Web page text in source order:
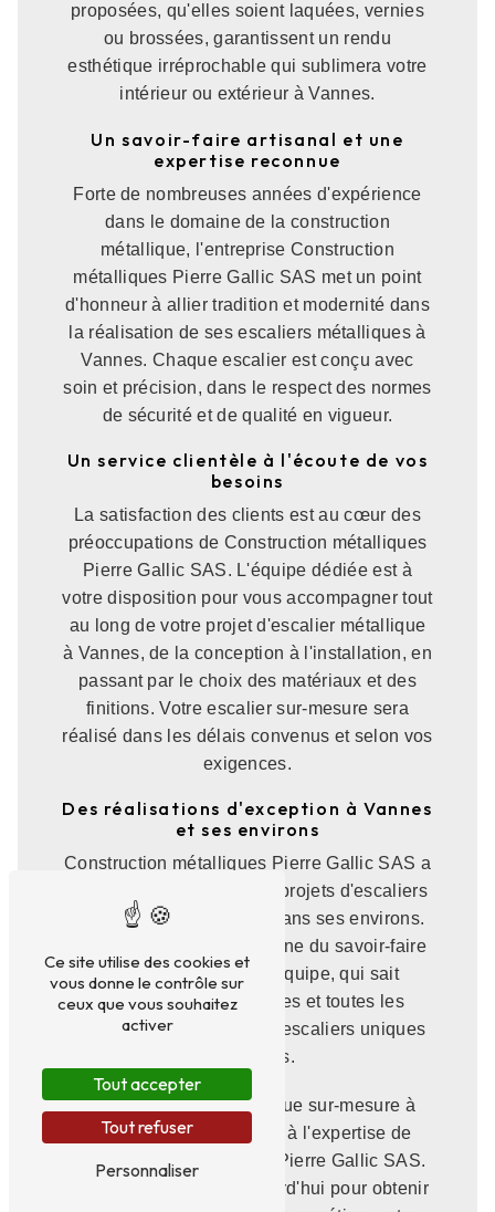
proposées, qu'elles soient laquées, vernies
ou brossées, garantissent un rendu
esthétique irréprochable qui sublimera votre
intérieur ou extérieur à Vannes.
Un savoir-faire artisanal et une
expertise reconnue
Forte de nombreuses années d'expérience
dans le domaine de la construction
métallique, l'entreprise Construction
métalliques Pierre Gallic SAS met un point
d'honneur à allier tradition et modernité dans
la réalisation de ses escaliers métalliques à
Vannes. Chaque escalier est conçu avec
soin et précision, dans le respect des normes
de sécurité et de qualité en vigueur.
Un service clientèle à l'écoute de vos
besoins
La satisfaction des clients est au cœur des
préoccupations de Construction métalliques
Pierre Gallic SAS. L'équipe dédiée est à
votre disposition pour vous accompagner tout
au long de votre projet d'escalier métallique
à Vannes, de la conception à l'installation, en
passant par le choix des matériaux et des
finitions. Votre escalier sur-mesure sera
réalisé dans les délais convenus et selon vos
exigences.
Des réalisations d'exception à Vannes
et ses environs
Construction métalliques Pierre Gallic SAS a
déjà réalisé de nombreux projets d'escaliers
métalliques à Vannes et dans ses environs.
Chaque réalisation témoigne du savoir-faire
et de la créativité de l'équipe, qui sait
s'adapter à tous les styles et toutes les
contraintes pour offrir des escaliers uniques
et élégants.
Pour un escalier métallique sur-mesure à
Vannes, faites confiance à l'expertise de
Construction métalliques Pierre Gallic SAS.
Contactez-nous dès aujourd'hui pour obtenir
Ce site utilise des cookies et
vous donne le contrôle sur
ceux que vous souhaitez
activer
Tout accepter
Tout refuser
Personnaliser